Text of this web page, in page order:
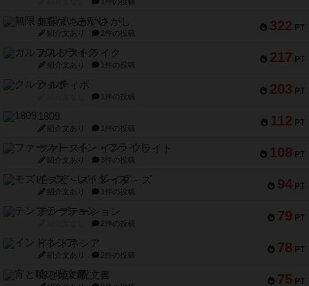
322 PT
無限まちがいさがし
紹介文あり 2件の投稿
217 PT
ガルフストライク
紹介文あり 1件の投稿
203 PT
クルティボ
1件の投稿
112 PT
1809
紹介文あり 1件の投稿
108 PT
ファースト・イン・フライト
紹介文あり 3件の投稿
94 PT
モズビ－ズ・レイダ－ズ
紹介文あり 1件の投稿
79 PT
テンプテーション
2件の投稿
78 PT
インドネシア
紹介文あり 2件の投稿
75 PT
宵と暁の呪文書